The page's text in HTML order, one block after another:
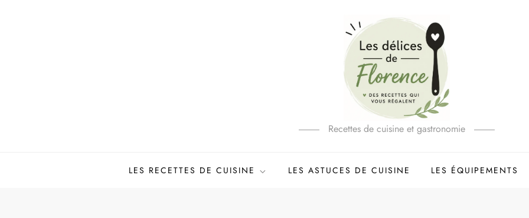
Recettes de cuisine et gastronomie
LES RECETTES DE CUISINE LES ASTUCES DE CUISINE LES ÉQUIPEMENTS